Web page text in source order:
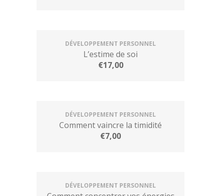
DÉVELOPPEMENT PERSONNEL
L’estime de soi
€17,00
DÉVELOPPEMENT PERSONNEL
Comment vaincre la timidité
€7,00
DÉVELOPPEMENT PERSONNEL